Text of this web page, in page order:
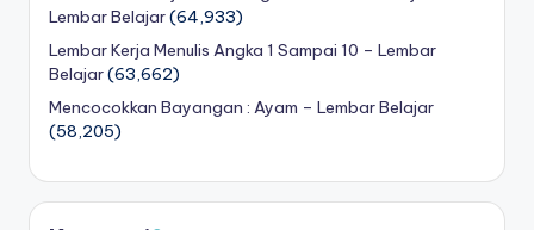
Lembar Belajar(64,933)
Lembar Kerja Menulis Angka 1 Sampai 10 – Lembar
Belajar(63,662)
Mencocokkan Bayangan : Ayam – Lembar Belajar
(58,205)